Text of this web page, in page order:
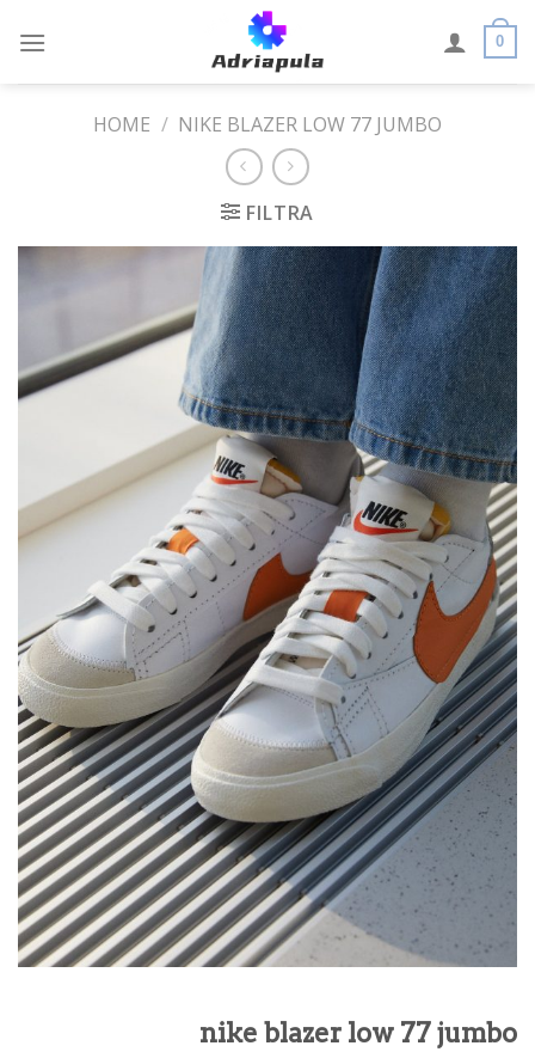
0
HOME / NIKE BLAZER LOW 77 JUMBO
FILTRA
nike blazer low 77 jumbo